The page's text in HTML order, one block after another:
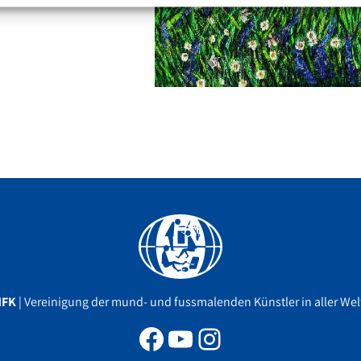
| Vereinigung der mund- und fussmalenden Künstler in aller
Facebook
YouTube
Instagram